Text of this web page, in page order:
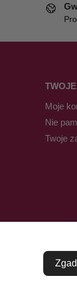
Moje
Nie
Twoje
Fryz.pl 2021-